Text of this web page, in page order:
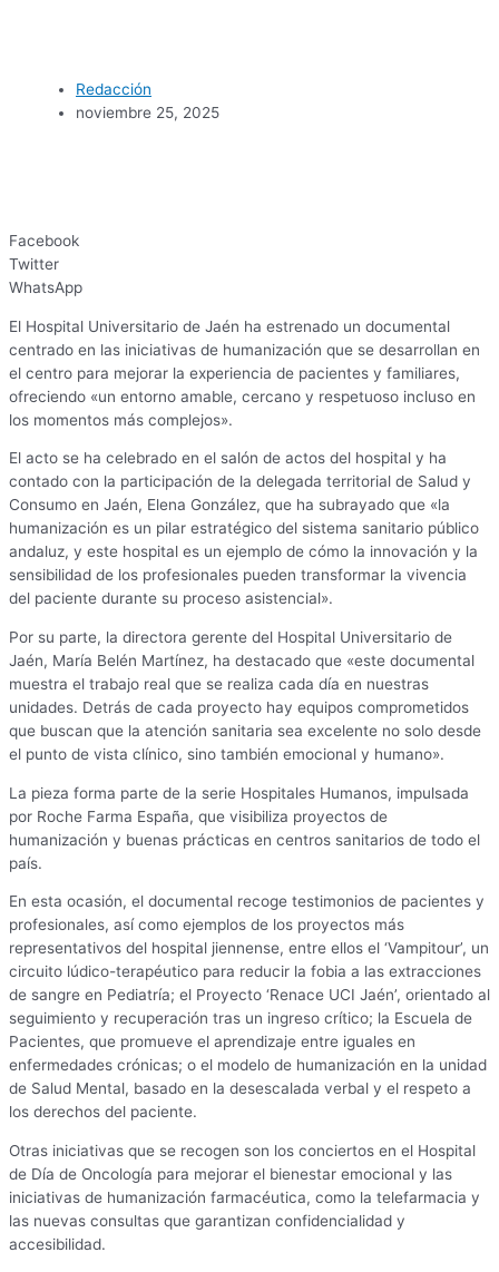
Redacción
noviembre 25, 2025
Facebook
Twitter
WhatsApp
El Hospital Universitario de Jaén ha estrenado un documental
centrado en las iniciativas de humanización que se desarrollan en
el centro para mejorar la experiencia de pacientes y familiares,
ofreciendo «un entorno amable, cercano y respetuoso incluso en
los momentos más complejos».
El acto se ha celebrado en el salón de actos del hospital y ha
contado con la participación de la delegada territorial de Salud y
Consumo en Jaén, Elena González, que ha subrayado que «la
humanización es un pilar estratégico del sistema sanitario público
andaluz, y este hospital es un ejemplo de cómo la innovación y la
sensibilidad de los profesionales pueden transformar la vivencia
del paciente durante su proceso asistencial».
Por su parte, la directora gerente del Hospital Universitario de
Jaén, María Belén Martínez, ha destacado que «este documental
muestra el trabajo real que se realiza cada día en nuestras
unidades. Detrás de cada proyecto hay equipos comprometidos
que buscan que la atención sanitaria sea excelente no solo desde
el punto de vista clínico, sino también emocional y humano».
La pieza forma parte de la serie Hospitales Humanos, impulsada
por Roche Farma España, que visibiliza proyectos de
humanización y buenas prácticas en centros sanitarios de todo el
país.
En esta ocasión, el documental recoge testimonios de pacientes y
profesionales, así como ejemplos de los proyectos más
representativos del hospital jiennense, entre ellos el ‘Vampitour’, un
circuito lúdico-terapéutico para reducir la fobia a las extracciones
de sangre en Pediatría; el Proyecto ‘Renace UCI Jaén’, orientado al
seguimiento y recuperación tras un ingreso crítico; la Escuela de
Pacientes, que promueve el aprendizaje entre iguales en
enfermedades crónicas; o el modelo de humanización en la unidad
de Salud Mental, basado en la desescalada verbal y el respeto a
los derechos del paciente.
Otras iniciativas que se recogen son los conciertos en el Hospital
de Día de Oncología para mejorar el bienestar emocional y las
iniciativas de humanización farmacéutica, como la telefarmacia y
las nuevas consultas que garantizan confidencialidad y
accesibilidad.